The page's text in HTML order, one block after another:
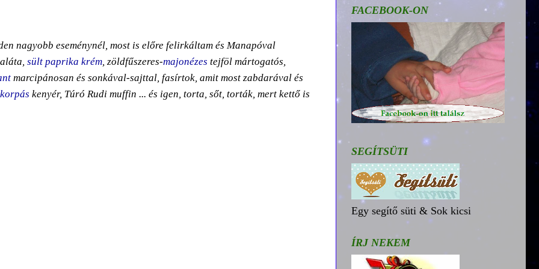
nagyobb eseménynél, most is előre felirkáltam és Manapóval
sült paprika krém , zöldfűszeres-majonézes tejföl mártogatós,
marcipánosan és sonkával-sajttal, fasírtok, amit most zabdarával és
kenyér, Túró Rudi muffin ... és igen, torta, sőt, torták, mert kettő is
FACEBOOK-ON
SEGÍTSÜTI
Egy segítő süti & Sok kicsi
ÍRJ NEKEM